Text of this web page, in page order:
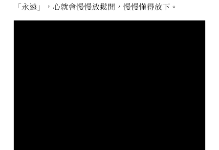
「永遠」，心就會慢慢放鬆開，慢慢懂得放下。